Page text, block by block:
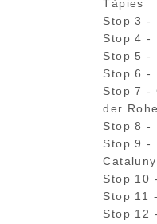
Tàpies
Stop 3 -
Stop 4 -
Stop 5 -
Stop 6 -
Stop 7 -
der Rohe
Stop 8 -
Stop 9 -
Stop 10
Stop 11
Stop 12